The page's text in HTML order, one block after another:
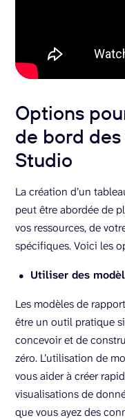
Options
de bord
Studio
La création d’un
peut être abordée de
vos ressources, de
spécifiques. Voici les
Utiliser des
Les modèles de
être un outil pratique si
concevoir et de
zéro. L’utilisation de
vous aider à créer
visualisations de
que vous ayez des